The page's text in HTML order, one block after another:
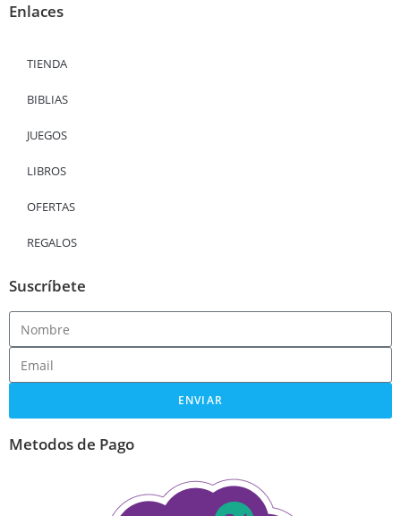
Enlaces
TIENDA
BIBLIAS
JUEGOS
LIBROS
OFERTAS
REGALOS
Suscríbete
ENVIAR
Metodos de Pago